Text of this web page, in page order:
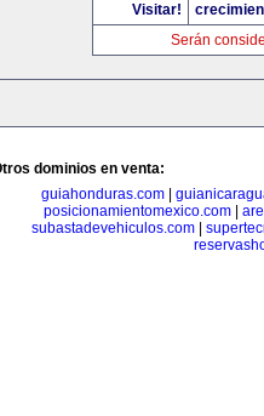
Visitar!
Serán
dominios en venta:
guiahonduras.com|
posicionamientomexico.com
subastadevehiculos.com